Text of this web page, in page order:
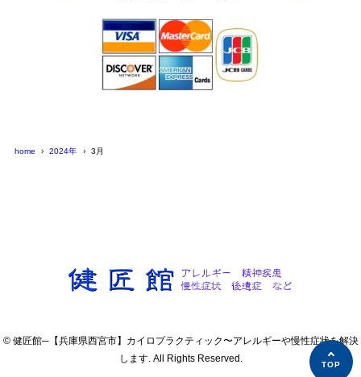
home 2024年 3月
© 健匠館─【兵庫県西宮市】カイロプラクティック〜アレルギーや慢性症状を解決
します. All Rights Reserved.